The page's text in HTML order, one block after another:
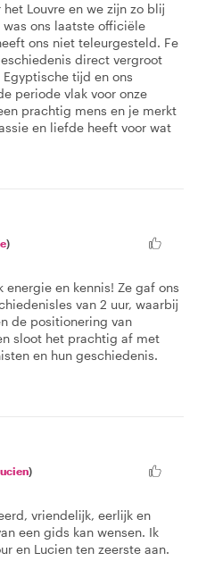
Louvre en we zijn zo blij
ons laatste officiële
ons niet teleurgesteld. Fe
direct vergroot
tijd en ons
periode vlak voor onze
prachtig mens en je merkt
en liefde heeft voor wat
)
energie en kennis! Ze gaf ons
van 2 uur, waarbij
de positionering van
sloot het prachtig af met
en hun geschiedenis.
)
vriendelijk, eerlijk en
een gids kan wensen. Ik
en Lucien ten zeerste aan.